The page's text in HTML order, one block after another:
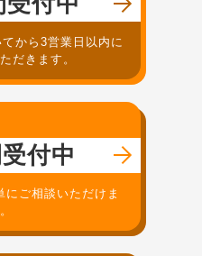
から3営業日以内に
だきます。
付中
にご相談いただけま